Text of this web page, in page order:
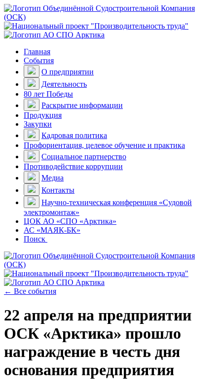
Главная
События
О предприятии
Деятельность
80 лет Победы
Раскрытие информации
Продукция
Закупки
Кадровая политика
Профориентация, целевое обучение и практика
Социальное партнерство
Противодействие коррупции
Медиа
Контакты
Научно-техническая конференция «Судовой
электромонтаж»
ЦОК АО «СПО «Арктика»
АС «МАЯК-БК»
Поиск
← Все события
22 апреля на предприятии
ОСК «Арктика» прошло
награждение в честь дня
основания предприятия